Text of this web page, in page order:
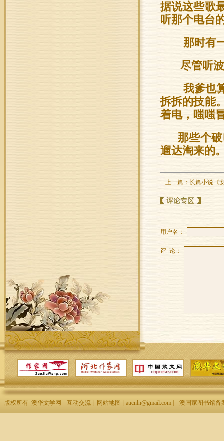
据说这些歌
听那个电台
那时有
尽管听
我爹也
拆拆的技能
着电，嗤嗤
那些个
遛达淘来的
上一篇： 长篇小说《
用户名：
评 论：
版权所有 澳华文学网 互动交流 网站地图 | aucnln@gmail.com | 澳国家图书馆备